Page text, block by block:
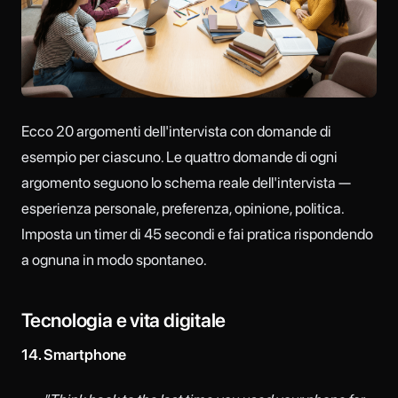
Ecco 20 argomenti dell'intervista con domande di
esempio per ciascuno. Le quattro domande di ogni
argomento seguono lo schema reale dell'intervista —
esperienza personale, preferenza, opinione, politica.
Imposta un timer di 45 secondi e fai pratica rispondendo
a ognuna in modo spontaneo.
Tecnologia e vita digitale
14. Smartphone